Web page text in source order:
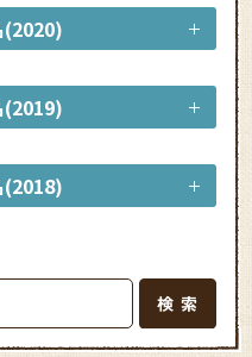
(2020)
(2019)
(2018)